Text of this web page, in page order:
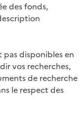
des fonds,
pas disponibles en
vos recherches,
de recherche
le respect des